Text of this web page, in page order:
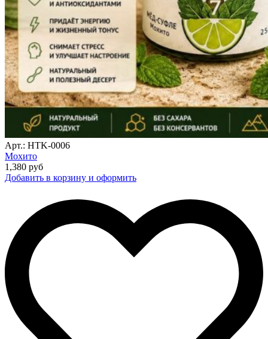
Арт.: HTK-0006
Мохито
1,380 руб
Добавить в корзину и оформить